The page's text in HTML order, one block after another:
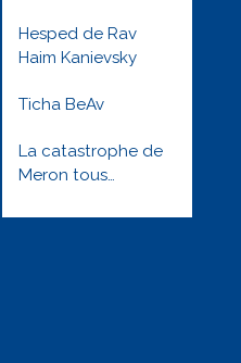
toute l’année
Hesped de Rav
Haim Kanievsky
Ticha BeAv
La catastrophe de
Meron tous
solidaires –